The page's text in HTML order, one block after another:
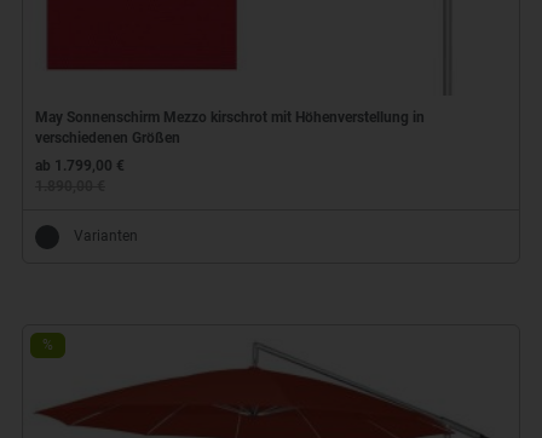
May Sonnenschirm Mezzo kirschrot mit Höhenverstellung in
verschiedenen Größen
ab 1.799,00 €
Varianten
%